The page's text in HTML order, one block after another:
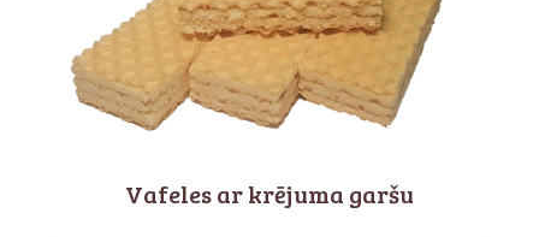
Vafeles ar krējuma garšu